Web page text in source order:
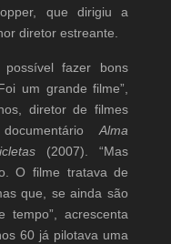
que dirigiu a
diretor estreante.
fazer bons
um grande filme”,
diretor de filmes
Alma
(2007). “Mas
O filme tratava de
que, se ainda são
tempo”, acrescenta
60 já pilotava uma